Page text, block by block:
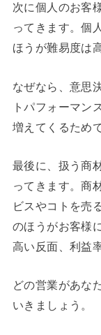
次に個人のお客
ってきます。個
ほうが難易度は
なぜなら、意思
トパフォーマン
増えてくるため
最後に、扱う商
ってきます。商
ビスやコトを売
のほうがお客様
高い反面、利益
どの営業があな
いきましょう。